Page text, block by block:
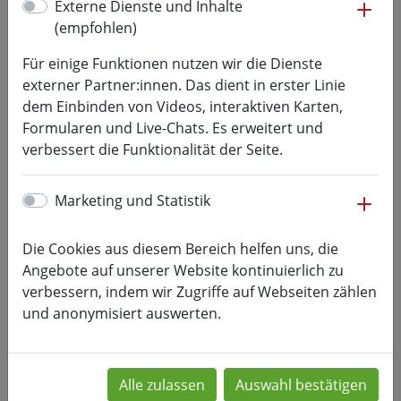
beginnt am 15. April 2027. Melde dich jetzt für unseren
Newsletteran, und wir informieren dich, sobald die
Fakultät
Medien
Studiengang
Medienmanagement
Abschluss
Bachelor
Regelstudienzeit
6 Semester
Anschlussqualifikation
Media Management
and Technology(M.Sc.)
(M.A.)
Externe Dienste und Inhalte
(empfohlen)
Für einige Funktionen nutzen wir die Dienste
externer Partner:innen. Das dient in erster Linie
dem Einbinden von Videos, interaktiven Karten,
Formularen und Live-Chats. Es erweitert und
verbessert die Funktionalität der Seite.
Marketing und Statistik
Die Cookies aus diesem Bereich helfen uns, die
Angebote auf unserer Website kontinuierlich zu
verbessern, indem wir Zugriffe auf Webseiten zählen
und anonymisiert auswerten.